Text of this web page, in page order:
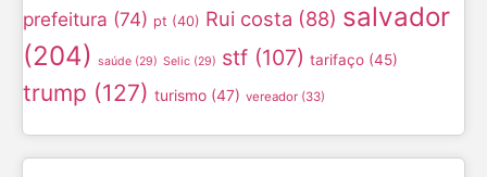
prefeitura (74) pt (40) Rui costa (88) salvador
(204) saúde (29) Selic (29) stf (107) tarifaço (45)
trump (127) turismo (47) vereador (33)